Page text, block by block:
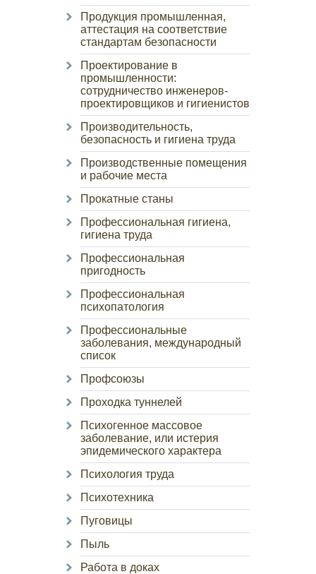
Продукция промышленная,
аттестация на соответствие
стандартам безопасности
Проектирование в
промышленности:
сотрудничество инженеров-
проектировщиков и гигиенистов
Производительность,
безопасность и гигиена труда
Производственные помещения
и рабочие места
Прокатные станы
Профессиональная гигиена,
гигиена труда
Профессиональная
пригодность
Профессиональная
психопатология
Профессиональные
заболевания, международный
список
Профсоюзы
Проходка туннелей
Психогенное массовое
заболевание, или истерия
эпидемического характера
Психология труда
Психотехника
Пуговицы
Пыль
Работа в доках